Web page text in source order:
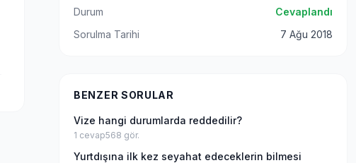
Durum
Cevaplandı
Sorulma Tarihi
7 Ağu 2018
BENZER SORULAR
Vize hangi durumlarda reddedilir?
1 cevap568 gör.
Yurtdışına ilk kez seyahat edeceklerin bilmesi